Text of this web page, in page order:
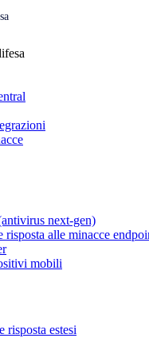
next-gen)
alle minacce
mobili
risposta estesi